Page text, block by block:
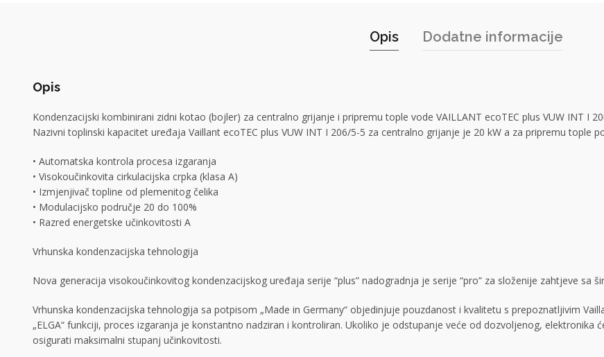
Opis Dodatne informacije
Opis
Kondenzacijski kombinirani zidni kotao (bojler) za centralno grijanje i pripremu tople vode VAILLANT ecoTEC plus VUW INT I
Nazivni toplinski kapacitet uređaja Vaillant ecoTEC plus VUW INT I 206/5-5 za centralno grijanje je 20 kW a za pripremu tople
• Automatska kontrola procesa izgaranja
• Visokoučinkovita cirkulacijska crpka (klasa A)
• Izmjenjivač topline od plemenitog čelika
• Modulacijsko područje 20 do 100%
• Razred energetske učinkovitosti A
Vrhunska kondenzacijska tehnologija
Nova generacija visokoučinkovitog kondenzacijskog uređaja serije “plus” nadogradnja je serije “pro” za složenije zahtjeve sa
Vrhunska kondenzacijska tehnologija sa potpisom „Made in Germany“ objedinjuje pouzdanost i kvalitetu s prepoznatljivim
„ELGA“ funkciji, proces izgaranja je konstantno nadziran i kontroliran. Ukoliko je odstupanje veće od dozvoljenog,
osigurati maksimalni stupanj učinkovitosti.